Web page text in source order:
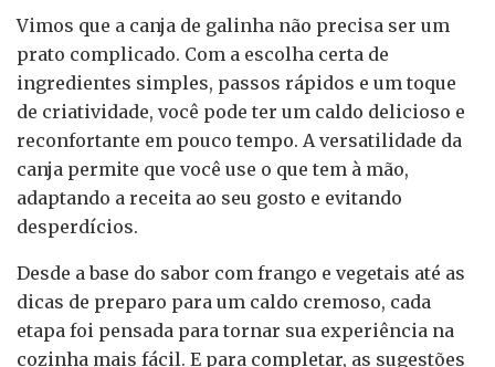
Vimos que a canja de galinha não precisa ser um
prato complicado. Com a escolha certa de
ingredientes simples, passos rápidos e um toque
de criatividade, você pode ter um caldo delicioso e
reconfortante em pouco tempo. A versatilidade da
canja permite que você use o que tem à mão,
adaptando a receita ao seu gosto e evitando
desperdícios.
Desde a base do sabor com frango e vegetais até as
dicas de preparo para um caldo cremoso, cada
etapa foi pensada para tornar sua experiência na
cozinha mais fácil. E para completar, as sugestões